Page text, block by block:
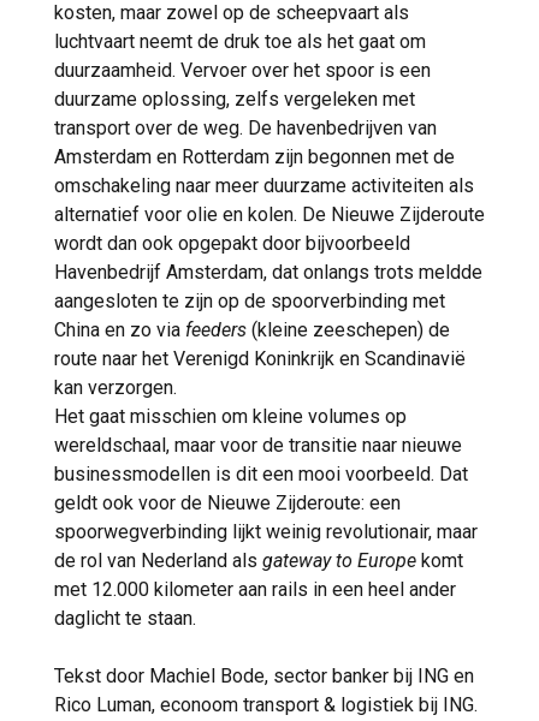
kosten, maar zowel op de scheepvaart als
luchtvaart neemt de druk toe als het gaat om
duurzaamheid. Vervoer over het spoor is een
duurzame oplossing, zelfs vergeleken met
transport over de weg. De havenbedrijven van
Amsterdam en Rotterdam zijn begonnen met de
omschakeling naar meer duurzame activiteiten als
alternatief voor olie en kolen. De Nieuwe Zijderoute
wordt dan ook opgepakt door bijvoorbeeld
Havenbedrijf Amsterdam, dat onlangs trots meldde
aangesloten te zijn op de spoorverbinding met
China en zo via feeders (kleine zeeschepen) de
route naar het Verenigd Koninkrijk en Scandinavië
kan verzorgen.
Het gaat misschien om kleine volumes op
wereldschaal, maar voor de transitie naar nieuwe
businessmodellen is dit een mooi voorbeeld. Dat
geldt ook voor de Nieuwe Zijderoute: een
spoorwegverbinding lijkt weinig revolutionair, maar
de rol van Nederland als gateway to Europe komt
met 12.000 kilometer aan rails in een heel ander
daglicht te staan.
Tekst door Machiel Bode, sector banker bij ING en
Rico Luman, econoom transport & logistiek bij ING.